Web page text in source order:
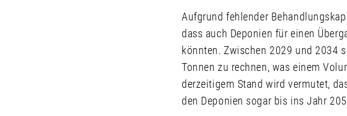
Aufgrund fehlender
dass auch Deponien für einen
könnten. Zwischen 2029 und 2034
Tonnen zu rechnen, was einem
derzeitigem Stand wird vermutet,
den Deponien sogar bis ins Jahr